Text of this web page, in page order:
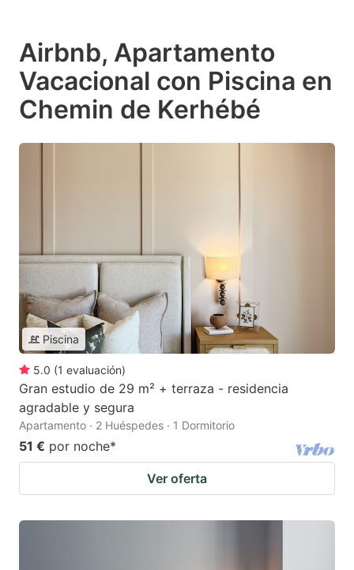
Airbnb, Apartamento
Vacacional con Piscina en
Chemin de Kerhébé
Piscina
5.0 (1 evaluación)
Gran estudio de 29 m² + terraza - residencia
agradable y segura
Apartamento · 2 Huéspedes · 1 Dormitorio
51 € por noche*
Ver oferta